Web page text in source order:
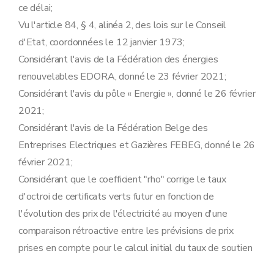
ce délai;
Vu l'article 84, § 4, alinéa 2, des lois sur le Conseil
d'Etat, coordonnées le 12 janvier 1973;
Considérant l'avis de la Fédération des énergies
renouvelables EDORA, donné le 23 février 2021;
Considérant l'avis du pôle « Energie », donné le 26 février
2021;
Considérant l'avis de la Fédération Belge des
Entreprises Electriques et Gazières FEBEG, donné le 26
février 2021;
Considérant que le coefficient "rho" corrige le taux
d'octroi de certificats verts futur en fonction de
l'évolution des prix de l'électricité au moyen d'une
comparaison rétroactive entre les prévisions de prix
prises en compte pour le calcul initial du taux de soutien